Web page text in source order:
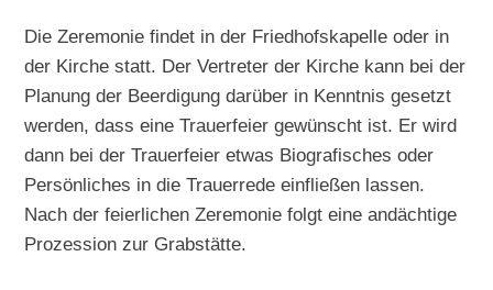
Die Zeremonie findet in der Friedhofskapelle oder in
der Kirche statt. Der Vertreter der Kirche kann bei der
Planung der Beerdigung darüber in Kenntnis gesetzt
werden, dass eine Trauerfeier gewünscht ist. Er wird
dann bei der Trauerfeier etwas Biografisches oder
Persönliches in die Trauerrede einfließen lassen.
Nach der feierlichen Zeremonie folgt eine andächtige
Prozession zur Grabstätte.